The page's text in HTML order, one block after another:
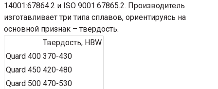
14001:67864.2 и ISO 9001:67865.2. Производитель
изготавливает три типа сплавов, ориентируясь на
основной признак – твердость.
Твердость, HBW
Quard 400 370-430
Quard 450 420-480
Quard 500 470-530